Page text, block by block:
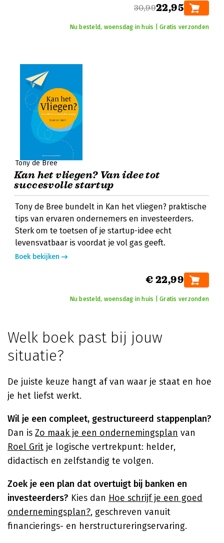
30,9922,95
Nu besteld, woensdag in huis | Gratis verzonden
Tony de Bree
Kan het vliegen? Van idee tot
succesvolle startup
Tony de Bree bundelt in Kan het vliegen? praktische
tips van ervaren ondernemers en investeerders.
Sterk om te toetsen of je startup-idee echt
levensvatbaar is voordat je vol gas geeft.
Boek bekijken
€ 22,99
Nu besteld, woensdag in huis | Gratis verzonden
Welk boek past bij jouw
situatie?
De juiste keuze hangt af van waar je staat en hoe
je het liefst werkt.
Wil je een compleet, gestructureerd stappenplan?
Dan is Zo maak je een ondernemingsplan van
Roel Grit je logische vertrekpunt: helder,
didactisch en zelfstandig te volgen.
Zoek je een plan dat overtuigt bij banken en
investeerders? Kies dan Hoe schrijf je een goed
ondernemingsplan?, geschreven vanuit
financierings- en herstructureringservaring.